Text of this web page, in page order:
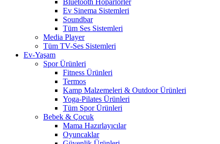
Bluetooth Hoparlörler
Ev Sinema Sistemleri
Soundbar
Tüm Ses Sistemleri
Media Player
Tüm TV-Ses Sistemleri
Ev-Yaşam
Spor Ürünleri
Fitness Ürünleri
Termos
Kamp Malzemeleri & Outdoor Ürünleri
Yoga-Pilates Ürünleri
Tüm Spor Ürünleri
Bebek & Çocuk
Mama Hazırlayıcılar
Oyuncaklar